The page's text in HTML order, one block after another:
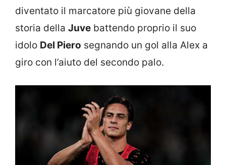
diventato il marcatore più giovane della
storia della Juve battendo proprio il suo
idolo Del Piero segnando un gol alla Alex a
giro con l’aiuto del secondo palo.